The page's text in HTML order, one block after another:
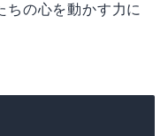
ちの心を動かす力に